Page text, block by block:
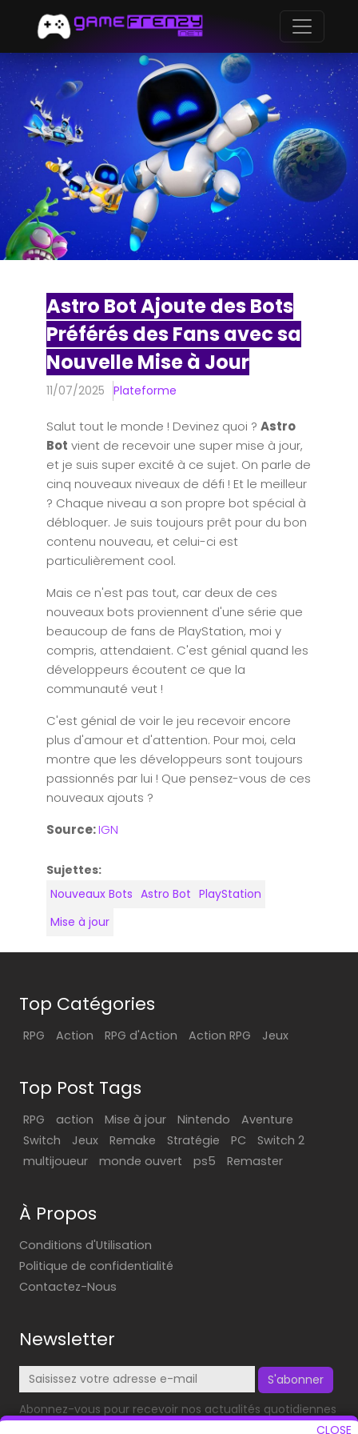
Astro Bot Ajoute des Bots
Préférés des Fans avec sa
Nouvelle Mise à Jour
11/07/2025 Plateforme
Salut tout le monde ! Devinez quoi ? Astro
Bot vient de recevoir une super mise à jour,
et je suis super excité à ce sujet. On parle de
cinq nouveaux niveaux de défi ! Et le meilleur
? Chaque niveau a son propre bot spécial à
débloquer. Je suis toujours prêt pour du bon
contenu nouveau, et celui-ci est
particulièrement cool.
Mais ce n'est pas tout, car deux de ces
nouveaux bots proviennent d'une série que
beaucoup de fans de PlayStation, moi y
compris, attendaient. C'est génial quand les
développeurs écoutent ce que la
communauté veut !
C'est génial de voir le jeu recevoir encore
plus d'amour et d'attention. Pour moi, cela
montre que les développeurs sont toujours
passionnés par lui ! Que pensez-vous de ces
nouveaux ajouts ?
Source:IGN
Sujettes:
Nouveaux Bots Astro Bot PlayStation
Mise à jour
CLOSE
Top Catégories
RPG Action RPG d'Action Action RPG Jeux
Top Post Tags
RPG action Mise à jour Nintendo
Aventure
Switch
Jeux Remake Stratégie PC
Switch 2
multijoueur
monde ouvert ps5 Remaster
À Propos
Conditions d'Utilisation
Politique de confidentialité
Contactez-Nous
Newsletter
S'abonner
Abonnez-vous pour recevoir nos actualités quotidiennes